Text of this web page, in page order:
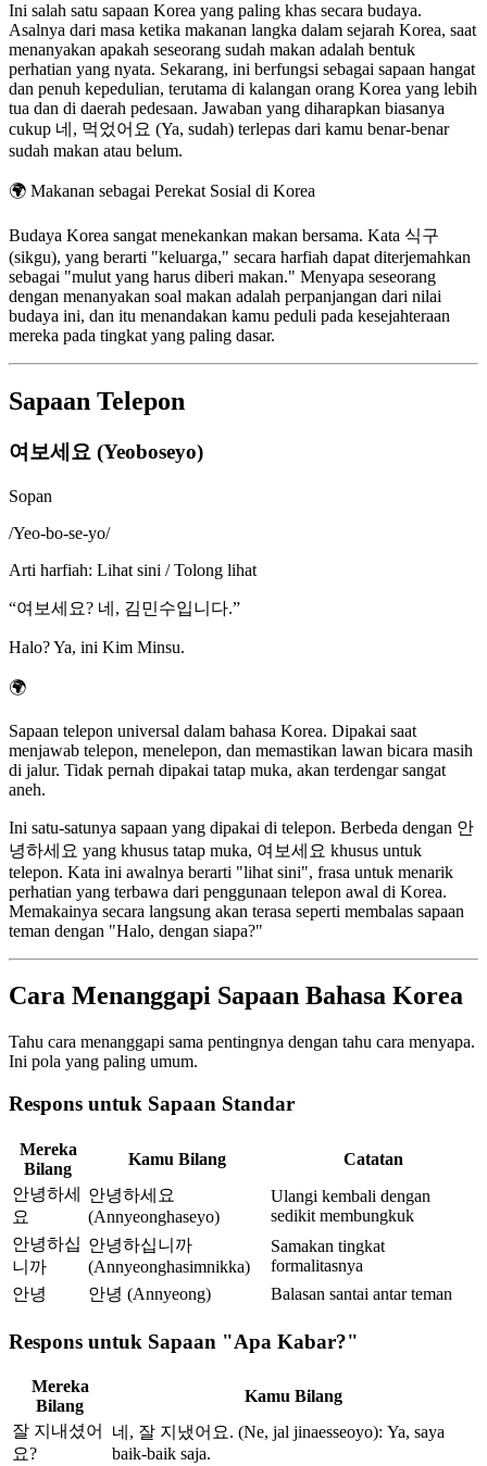
Ini salah satu sapaan Korea yang paling khas secara budaya.
Asalnya dari masa ketika makanan langka dalam sejarah Korea, saat
menanyakan apakah seseorang sudah makan adalah bentuk
perhatian yang nyata. Sekarang, ini berfungsi sebagai sapaan hangat
dan penuh kepedulian, terutama di kalangan orang Korea yang lebih
tua dan di daerah pedesaan. Jawaban yang diharapkan biasanya
cukup 네, 먹었어요 (Ya, sudah) terlepas dari kamu benar-benar
sudah makan atau belum.
🌍 Makanan sebagai Perekat Sosial di Korea
Budaya Korea sangat menekankan makan bersama. Kata 식구
(sikgu), yang berarti "keluarga," secara harfiah dapat diterjemahkan
sebagai "mulut yang harus diberi makan." Menyapa seseorang
dengan menanyakan soal makan adalah perpanjangan dari nilai
budaya ini, dan itu menandakan kamu peduli pada kesejahteraan
mereka pada tingkat yang paling dasar.
Sapaan Telepon
여보세요 (Yeoboseyo)
Sopan
/Yeo-bo-se-yo/
Arti harfiah: Lihat sini / Tolong lihat
“여보세요? 네, 김민수입니다.”
Halo? Ya, ini Kim Minsu.
🌍
Sapaan telepon universal dalam bahasa Korea. Dipakai saat
menjawab telepon, menelepon, dan memastikan lawan bicara masih
di jalur. Tidak pernah dipakai tatap muka, akan terdengar sangat
aneh.
Ini satu-satunya sapaan yang dipakai di telepon. Berbeda dengan 안
녕하세요 yang khusus tatap muka, 여보세요 khusus untuk
telepon. Kata ini awalnya berarti "lihat sini", frasa untuk menarik
perhatian yang terbawa dari penggunaan telepon awal di Korea.
Memakainya secara langsung akan terasa seperti membalas sapaan
teman dengan "Halo, dengan siapa?"
Cara Menanggapi Sapaan Bahasa Korea
Tahu cara menanggapi sama pentingnya dengan tahu cara menyapa.
Ini pola yang paling umum.
Respons untuk Sapaan Standar
Mereka
Bilang
Kamu Bilang
Catatan
안녕하세
요
안녕하세요
(Annyeonghaseyo)
Ulangi kembali dengan
sedikit membungkuk
안녕하십
니까
안녕하십니까
(Annyeonghasimnikka)
Samakan tingkat
formalitasnya
안녕
안녕 (Annyeong) Balasan santai antar teman
Respons untuk Sapaan "Apa Kabar?"
Mereka
Bilang
Kamu Bilang
잘 지내셨어
요?
네, 잘 지냈어요. (Ne, jal jinaesseoyo): Ya, saya
baik-baik saja.